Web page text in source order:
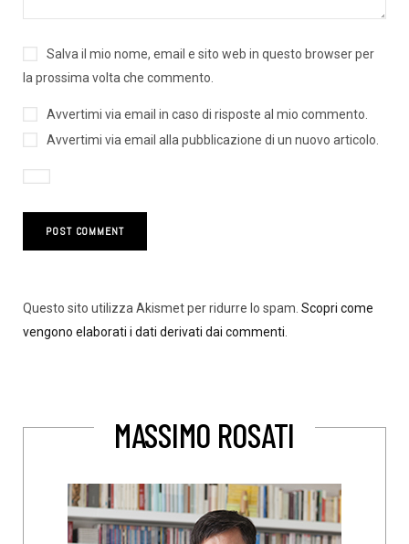
Salva il mio nome, email e sito web in questo browser per
la prossima volta che commento.
Avvertimi via email in caso di risposte al mio commento.
Avvertimi via email alla pubblicazione di un nuovo articolo.
Questo sito utilizza Akismet per ridurre lo spam. Scopri come
vengono elaborati i dati derivati dai commenti.
MASSIMO ROSATI